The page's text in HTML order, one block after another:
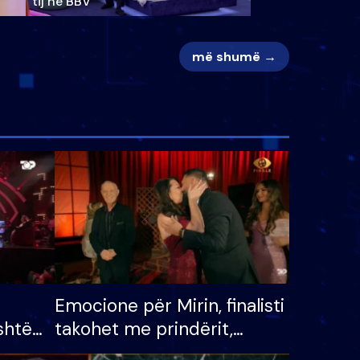
më shumë →
Emocione për Mirin, finalisti
takohet me prindërit,
vajzën dhe bashkëshorten: